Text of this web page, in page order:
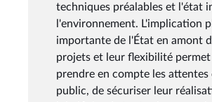
techniques préalables et l'état
l'environnement. L'implication
importante de l'État en amont
projets et leur flexibilité permet
prendre en compte les attentes
public, de sécuriser leur